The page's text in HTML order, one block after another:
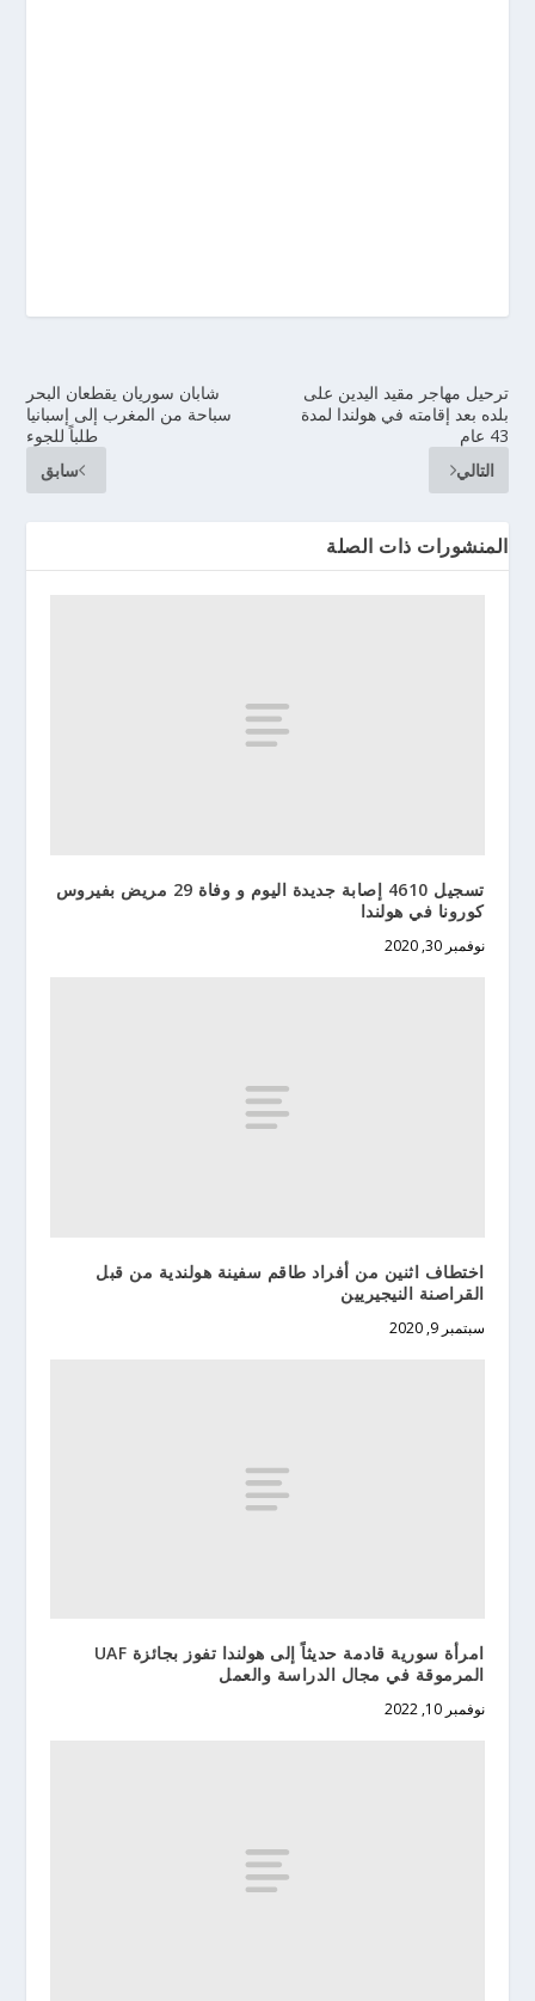
شابان سوريان يقطعان البحر
سباحة من المغرب إلى إسبانيا
طلباً للجوء
سابق
ترحيل مهاجر مقيد اليدين على
بلده بعد إقامته في هولندا لمدة
43 عام
التالي
المنشورات ذات الصلة
تسجيل 4610 إصابة جديدة اليوم و وفاة 29 مريض بفيروس
كورونا في هولندا
نوفمبر 30, 2020
اختطاف اثنين من أفراد طاقم سفينة هولندية من قبل
القراصنة النيجيريين
سبتمبر 9, 2020
امرأة سورية قادمة حديثاً إلى هولندا تفوز بجائزة UAF
المرموقة في مجال الدراسة والعمل
نوفمبر 10, 2022